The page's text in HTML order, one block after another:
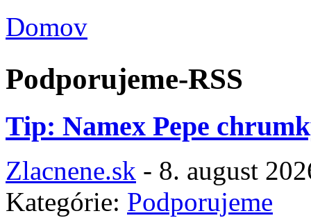
Nachádzate sa tu
Domov
Podporujeme-RSS
Tip: Namex Pepe
Zlacnene.sk - 8. august
Kategórie: Podporujeme